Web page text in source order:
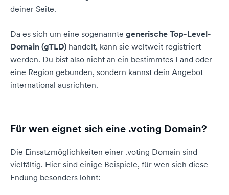
deiner Seite.
Da es sich um eine sogenannte generische Top-Level-
Domain (gTLD) handelt, kann sie weltweit registriert
werden. Du bist also nicht an ein bestimmtes Land oder
eine Region gebunden, sondern kannst dein Angebot
international ausrichten.
Für wen eignet sich eine .voting Domain?
Die Einsatzmöglichkeiten einer .voting Domain sind
vielfältig. Hier sind einige Beispiele, für wen sich diese
Endung besonders lohnt: